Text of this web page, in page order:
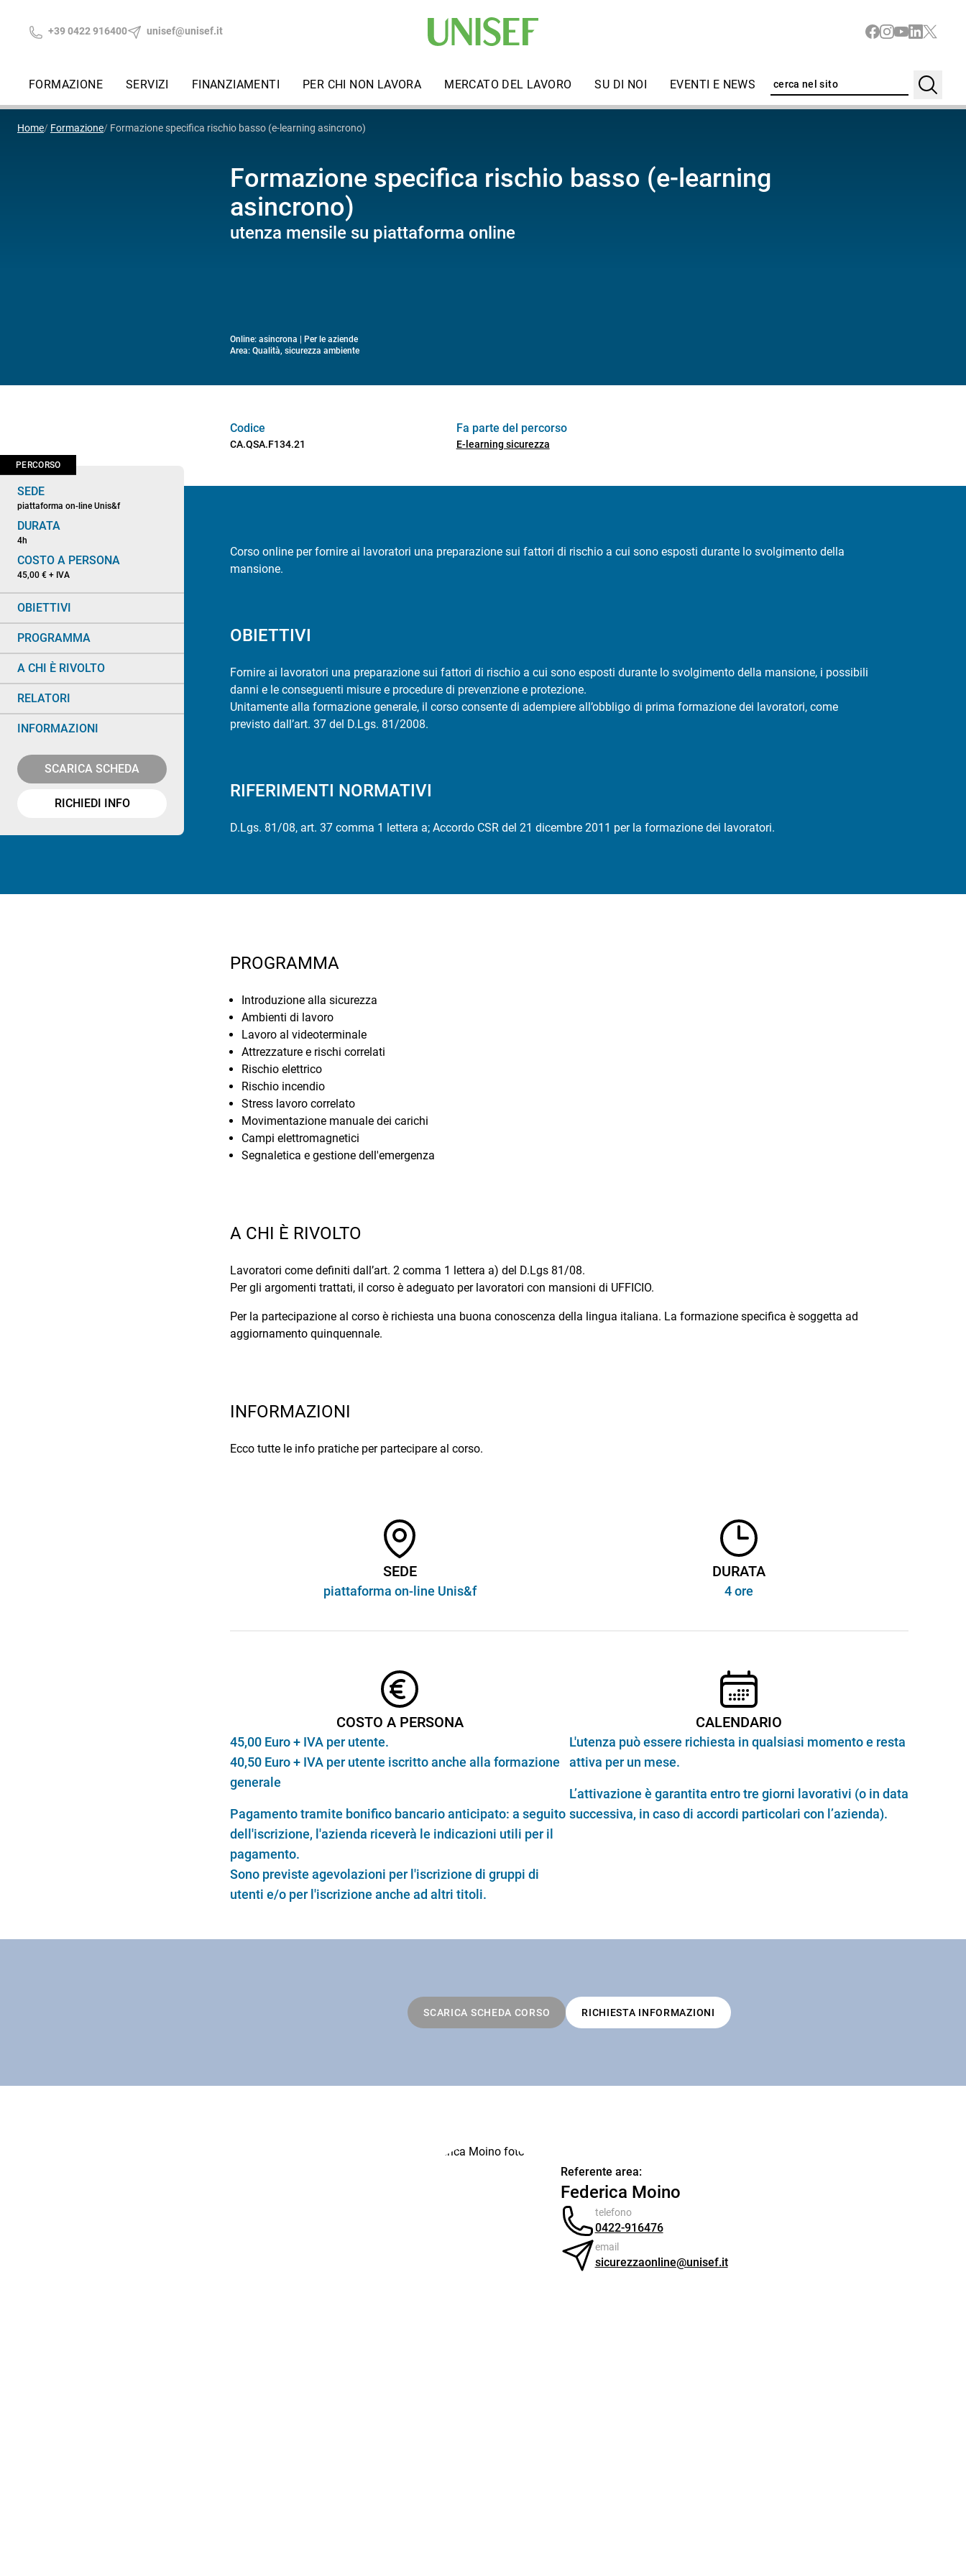
+39 0422 916400 unisef@unisef.it
FORMAZIONE SERVIZI FINANZIAMENTI PER CHI NON LAVORA MERCATO DEL LAVORO SU DI NOI EVENTI E NEWS
Home Formazione Formazione specifica rischio basso (e-learning asincrono)
Formazione specifica rischio basso (e-learning
asincrono)
utenza mensile su piattaforma online
Online: asincrona | Per le aziende
Area: Qualità, sicurezza ambiente
PERCORSO
SEDE
piattaforma on-line Unis&f
DURATA
4h
COSTO A PERSONA
45,00 € + IVA
OBIETTIVI
PROGRAMMA
A CHI È RIVOLTO
RELATORI
INFORMAZIONI
SCARICA SCHEDA
RICHIEDI INFO
Codice
CA.QSA.F134.21
Fa parte del percorso
E-learning sicurezza
Corso online per fornire ai lavoratori una preparazione sui fattori di rischio a cui sono esposti durante lo svolgimento della
mansione.
OBIETTIVI
Fornire ai lavoratori una preparazione sui fattori di rischio a cui sono esposti durante lo svolgimento della mansione, i possibili
danni e le conseguenti misure e procedure di prevenzione e protezione.
Unitamente alla formazione generale, il corso consente di adempiere all’obbligo di prima formazione dei lavoratori, come
previsto dall’art. 37 del D.Lgs. 81/2008.
RIFERIMENTI NORMATIVI
D.Lgs. 81/08, art. 37 comma 1 lettera a; Accordo CSR del 21 dicembre 2011 per la formazione dei lavoratori.
PROGRAMMA
Introduzione alla sicurezza
Ambienti di lavoro
Lavoro al videoterminale
Attrezzature e rischi correlati
Rischio elettrico
Rischio incendio
Stress lavoro correlato
Movimentazione manuale dei carichi
Campi elettromagnetici
Segnaletica e gestione dell'emergenza
A CHI È RIVOLTO
Lavoratori come definiti dall’art. 2 comma 1 lettera a) del D.Lgs 81/08.
Per gli argomenti trattati, il corso è adeguato per lavoratori con mansioni di UFFICIO.
Per la partecipazione al corso è richiesta una buona conoscenza della lingua italiana. La formazione specifica è soggetta ad
aggiornamento quinquennale.
INFORMAZIONI
Ecco tutte le info pratiche per partecipare al corso.
SEDE
piattaforma on-line Unis&f
DURATA
4 ore
COSTO A PERSONA
45,00 Euro + IVA per utente.
40,50 Euro + IVA per utente iscritto anche alla formazione
generale
Pagamento tramite bonifico bancario anticipato: a seguito
dell'iscrizione, l'azienda riceverà le indicazioni utili per il
pagamento.
Sono previste agevolazioni per l'iscrizione di gruppi di
utenti e/o per l'iscrizione anche ad altri titoli.
CALENDARIO
L'utenza può essere richiesta in qualsiasi momento e resta
attiva per un mese.
L’attivazione è garantita entro tre giorni lavorativi (o in data
successiva, in caso di accordi particolari con l’azienda).
SCARICA SCHEDA CORSO RICHIESTA INFORMAZIONI
Referente area:
Federica Moino
telefono
0422-916476
email
sicurezzaonline@unisef.it